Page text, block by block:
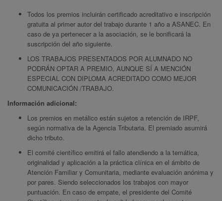
Todos los premios incluirán certificado acreditativo e inscripción
gratuita al primer autor del trabajo durante 1 año a ASANEC. En
caso de ya pertenecer a la asociación, se le bonificará la
suscripción del año siguiente.
LOS TRABAJOS PRESENTADOS POR ALUMNADO NO
PODRÁN OPTAR A PREMIO, AUNQUE SÍ A MENCIÓN
ESPECIAL CON DIPLOMA ACREDITADO COMO MEJOR
COMUNICACIÓN /TRABAJO.
Información adicional:
Los premios en metálico están sujetos a retención de IRPF,
según normativa de la Agencia Tributaria. El premiado asumirá
dicho tributo.
El comité científico emitirá el fallo atendiendo a la temática,
originalidad y aplicación a la práctica clínica en el ámbito de
Atención Familiar y Comunitaria, mediante evaluación anónima y
por pares. Siendo seleccionados los trabajos con mayor
puntuación. En caso de empate, el presidente del Comité